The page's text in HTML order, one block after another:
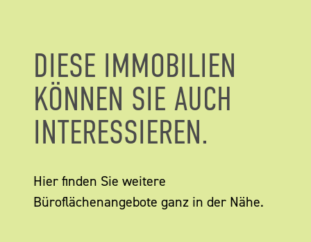
DIESE IMMOBILIEN
KÖNNEN SIE AUCH
INTERESSIEREN.
Hier finden Sie weitere
Büroflächenangebote ganz in der Nähe.